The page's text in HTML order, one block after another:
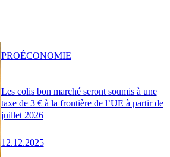
Les colis bon marché seront soumis à une
taxe de 3 € à la frontière de l’UE à partir de
juillet 2026
12.12.2025
PROÉCONOMIE